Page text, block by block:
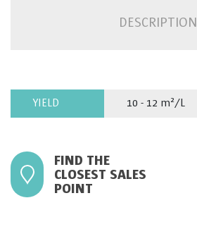
DESCRIPTION
YIELD 10 - 12 m²/L
FIND THE
CLOSEST SALES
POINT